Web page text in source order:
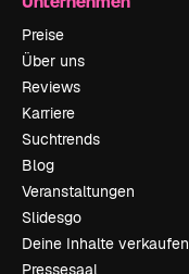
Preise
Über uns
Reviews
Karriere
Suchtrends
Blog
Veranstaltungen
Slidesgo
Deine Inhalte verkaufen
Pressesaal